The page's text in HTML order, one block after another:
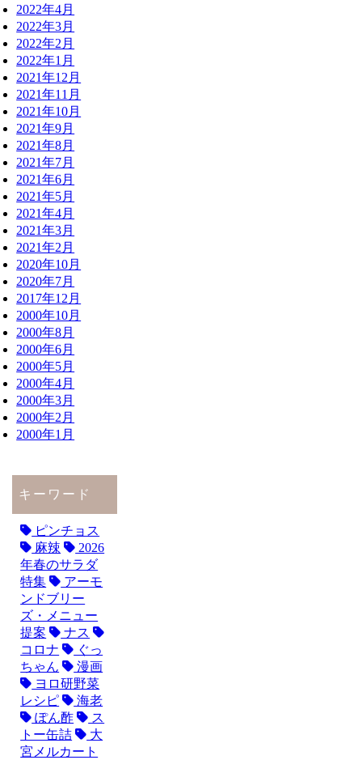
2022年4月
2022年3月
2022年2月
2022年1月
2021年12月
2021年11月
2021年10月
2021年9月
2021年8月
2021年7月
2021年6月
2021年5月
2021年4月
2021年3月
2021年2月
2020年10月
2020年7月
2017年12月
2000年10月
2000年8月
2000年6月
2000年5月
2000年4月
2000年3月
2000年2月
2000年1月
キーワード
ピンチョス
麻辣
2026
年春のサラダ
特集
アーモ
ンドブリー
ズ・メニュー
提案
ナス
コロナ
ぐっ
ちゃん
漫画
ヨロ研野菜
レシピ
海老
ぽん酢
ス
トー缶詰
大
宮メルカート